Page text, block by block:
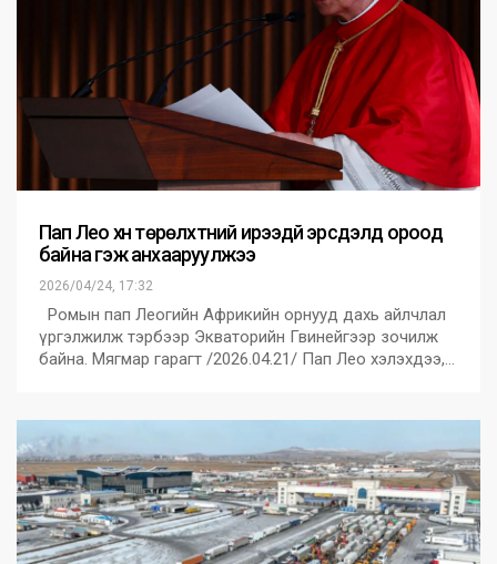
Пап Лео хүн төрөлхтний ирээдүй эрсдэлд ороод
байна гэж анхааруулжээ
2026/04/24, 17:32
Ромын пап Леогийн Африкийн орнууд дахь айлчлал
үргэлжилж тэрбээр Экваторийн Гвинейгээр зочилж
байна. Мягмар гарагт /2026.04.21/ Пап Лео хэлэхдээ,…